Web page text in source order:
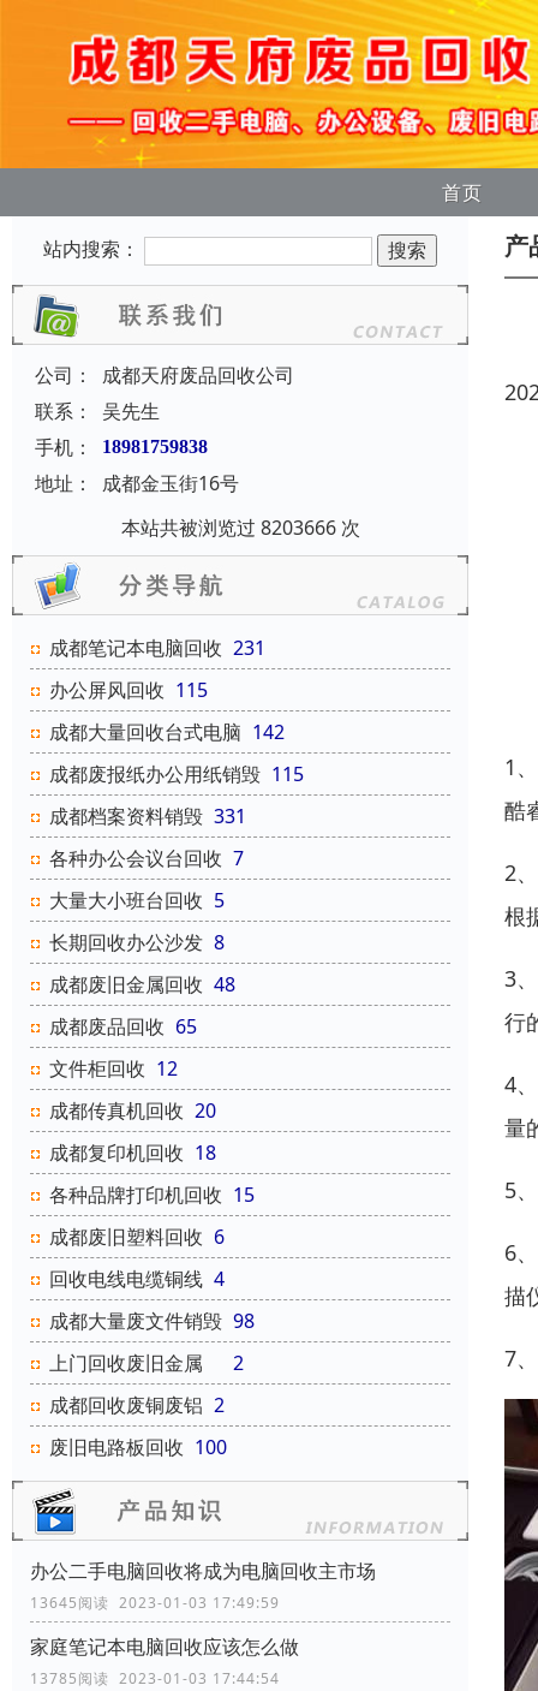
首页
站内搜索：
公司：
成都天府废品回收公司
联系：
吴先生
手机：
18981759838
地址：
成都金玉街16号
本站共被浏览过 8203666 次
成都笔记本电脑回收 231
办公屏风回收 115
成都大量回收台式电脑 142
成都废报纸办公用纸销毁 115
成都档案资料销毁 331
各种办公会议台回收 7
大量大小班台回收 5
长期回收办公沙发 8
成都废旧金属回收 48
成都废品回收 65
文件柜回收 12
成都传真机回收 20
成都复印机回收 18
各种品牌打印机回收 15
成都废旧塑料回收 6
回收电线电缆铜线 4
成都大量废文件销毁 98
上门回收废旧金属
2
成都回收废铜废铝 2
废旧电路板回收 100
办公二手电脑回收将成为电脑回收主市场
13645阅读 2023-01-03 17:49:59
家庭笔记本电脑回收应该怎么做
13785阅读 2023-01-03 17:44:54
产
1
酷
2
根
3
行
4
量
5
6
描
7